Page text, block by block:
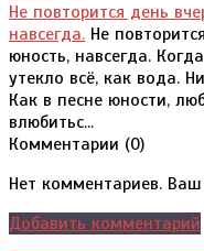
Не повторится день
навсегда. Не
юность, навсегда.
утекло всё, как вода.
Как в песне юности,
влюбитьс...
Комментарии (0)
Нет комментариев.
Добавить комментарий